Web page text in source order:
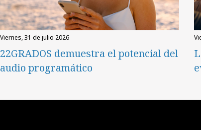
viernes, 31 de julio 2026
22GRADOS demuestra el potencial del
audio programático